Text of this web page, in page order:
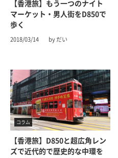
【香港旅】もう一つのナイト
マーケット・男人街をD850で
歩く
2018/03/14 by だい
コラム
【香港旅】D850と超広角レン
ズで近代的で歴史的な中環を